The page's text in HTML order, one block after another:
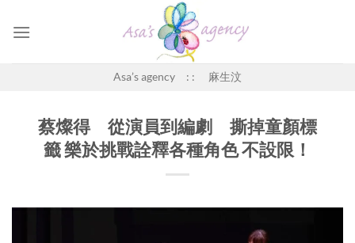
Asa’s agency : : 麻生汶
蔡燦得 從演員到編劇 撕掉童顏標
籤 樂於挑戰詮釋各種角色 不設限！